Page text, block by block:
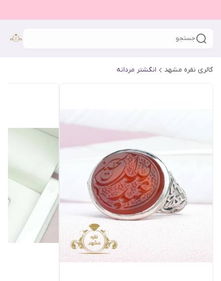
جستجو
گالری نقره مشهد انگشتر مردانه